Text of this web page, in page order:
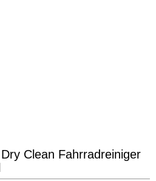
Clean Fahrradreiniger